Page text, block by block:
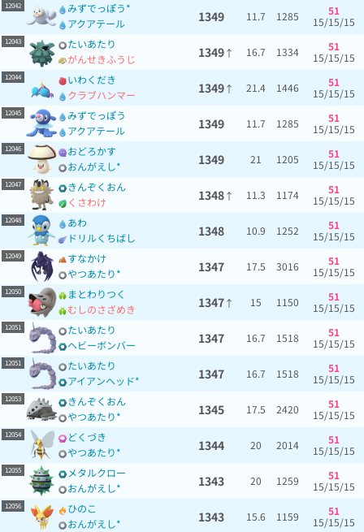
12042
みずでっぽう*
アクアテール
1349 11.7 1285
51
15/15/15
12043
たいあたり
がんせきふうじ
1349↑ 16.7 1334
51
15/15/15
12044
いわくだき
クラブハンマー
1349↑ 21.4 1446
51
15/15/15
12045
みずでっぽう
アクアテール
1349 11.7 1285
51
15/15/15
12046
おどろかす
おんがえし*
1349 21 1205
51
15/15/15
12047
きんぞくおん
くさわけ
1348↑ 11.3 1174
51
15/15/15
12048
あわ
ドリルくちばし
1348 10.9 1252
51
15/15/15
12049
すなかけ
やつあたり*
1347 17.5 3016
51
15/15/15
12050
まとわりつく
むしのさざめき
1347↑ 15 1150
51
15/15/15
12051
たいあたり
ヘビーボンバー
1347 16.7 1518
51
15/15/15
12051
たいあたり
アイアンヘッド*
1347 16.7 1518
51
15/15/15
12053
きんぞくおん
やつあたり*
1345 17.5 2420
51
15/15/15
12054
どくづき
やつあたり*
1344 20 2014
51
15/15/15
12055
メタルクロー
おんがえし*
1343 20 1259
51
15/15/15
12056
ひのこ
おんがえし*
1343 15.6 1159
51
15/15/15